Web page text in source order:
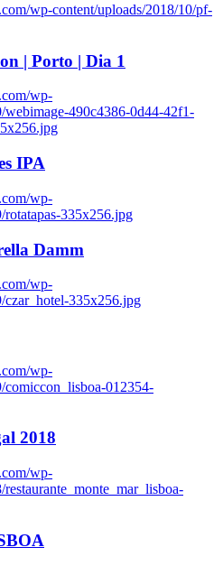
wp-content/uploads/2018/10/pf-
| Porto | Dia 1
wp-
webimage-490c4386-0d44-42f1-
IPA
wp-
rotatapas-335x256.jpg
Damm
wp-
czar_hotel-335x256.jpg
wp-
comiccon_lisboa-012354-
2018
wp-